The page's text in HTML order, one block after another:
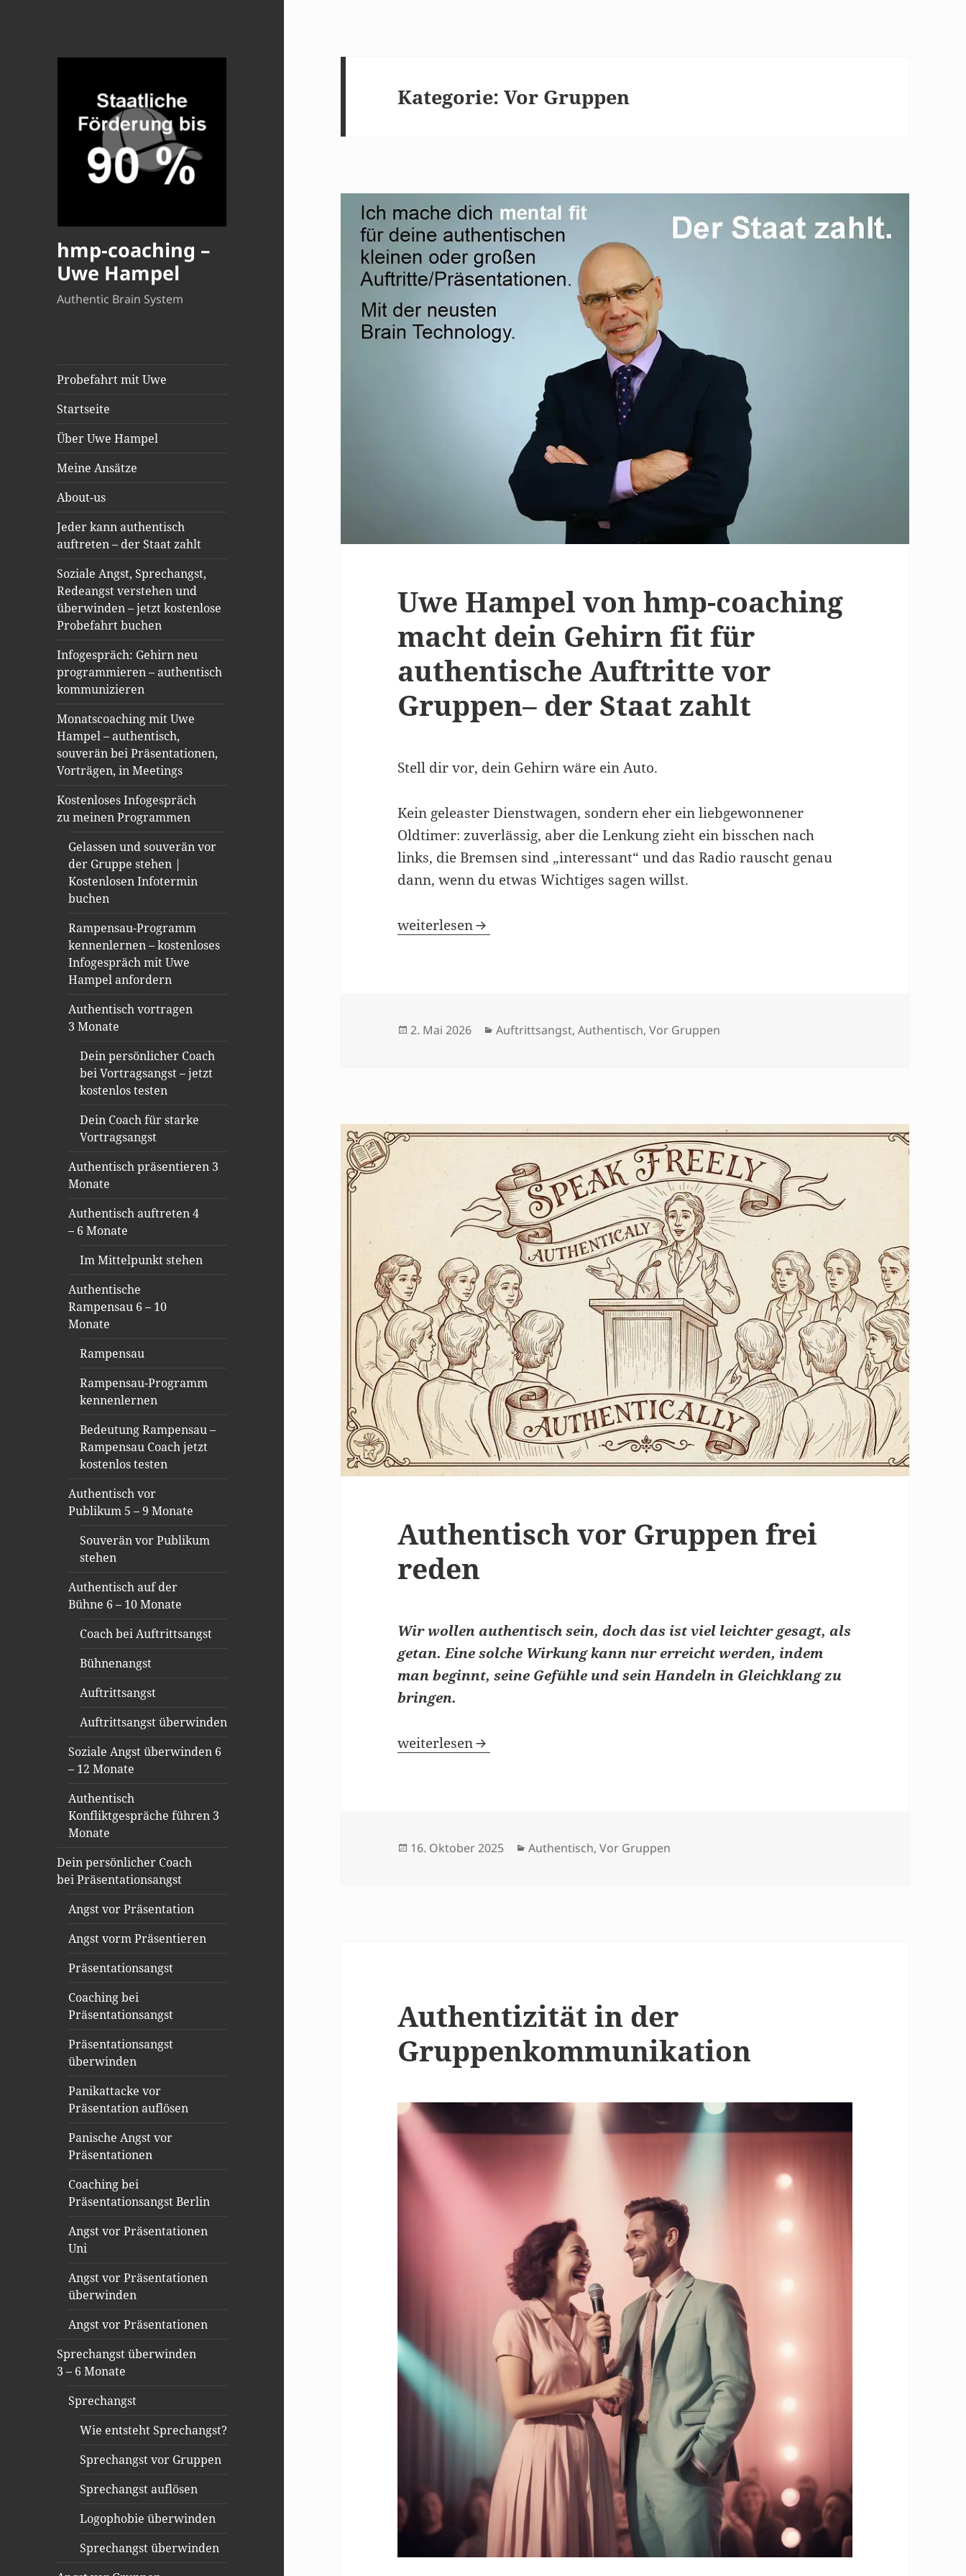
hmp-coaching –
Uwe Hampel
Authentic Brain System
Probefahrt mit Uwe
Startseite
Über Uwe Hampel
Meine Ansätze
About-us
Jeder kann authentisch
auftreten – der Staat zahlt
Soziale Angst, Sprechangst,
Redeangst verstehen und
überwinden – jetzt kostenlose
Probefahrt buchen
Infogespräch: Gehirn neu
programmieren – authentisch
kommunizieren
Monatscoaching mit Uwe
Hampel – authentisch,
souverän bei Präsentationen,
Vorträgen, in Meetings
Kostenloses Infogespräch
zu meinen Programmen
Gelassen und souverän vor
der Gruppe stehen |
Kostenlosen Infotermin
buchen
Rampensau-Programm
kennenlernen – kostenloses
Infogespräch mit Uwe
Hampel anfordern
Authentisch vortragen
3 Monate
Dein persönlicher Coach
bei Vortragsangst – jetzt
kostenlos testen
Dein Coach für starke
Vortragsangst
Authentisch präsentieren 3
Monate
Authentisch auftreten 4
– 6 Monate
Im Mittelpunkt stehen
Authentische
Rampensau 6 – 10
Monate
Rampensau
Rampensau-Programm
kennenlernen
Bedeutung Rampensau –
Rampensau Coach jetzt
kostenlos testen
Authentisch vor
Publikum 5 – 9 Monate
Souverän vor Publikum
stehen
Authentisch auf der
Bühne 6 – 10 Monate
Coach bei Auftrittsangst
Bühnenangst
Auftrittsangst
Auftrittsangst überwinden
Soziale Angst überwinden 6
– 12 Monate
Authentisch
Konfliktgespräche führen 3
Monate
Dein persönlicher Coach
bei Präsentationsangst
Angst vor Präsentation
Angst vorm Präsentieren
Präsentationsangst
Coaching bei
Präsentationsangst
Präsentationsangst
überwinden
Panikattacke vor
Präsentation auflösen
Panische Angst vor
Präsentationen
Coaching bei
Präsentationsangst Berlin
Angst vor Präsentationen
Uni
Angst vor Präsentationen
überwinden
Angst vor Präsentationen
Sprechangst überwinden
3 – 6 Monate
Sprechangst
Wie entsteht Sprechangst?
Sprechangst vor Gruppen
Sprechangst auflösen
Logophobie überwinden
Sprechangst überwinden
Kategorie:Vor Gruppen
Uwe Hampel von hmp-coaching
macht dein Gehirn fit für
authentische Auftritte vor
Gruppen– der Staat zahlt
Stell dir vor, dein Gehirn wäre ein Auto.
Kein geleaster Dienstwagen, sondern eher ein liebgewonnener
Oldtimer: zuverlässig, aber die Lenkung zieht ein bisschen nach
links, die Bremsen sind „interessant“ und das Radio rauscht genau
dann, wenn du etwas Wichtiges sagen willst.
Uwe Hampel von hmp-coaching macht dein Gehirn fit für authentische Auftritte vor
weiterlesen
Veröffentlicht
2. Mai 2026 Kategorien
Auftrittsangst,Authentisch,Vor Gruppen
Authentisch vor Gruppen frei
reden
Wir wollen authentisch sein, doch das ist viel leichter gesagt, als
getan. Eine solche Wirkung kann nur erreicht werden, indem
man beginnt, seine Gefühle und sein Handeln in Gleichklang zu
bringen.
Authentisch vor Gruppen frei reden
weiterlesen
Veröffentlicht
16. Oktober 2025 Kategorien
Authentisch,Vor Gruppen
Authentizität in der
Gruppenkommunikation